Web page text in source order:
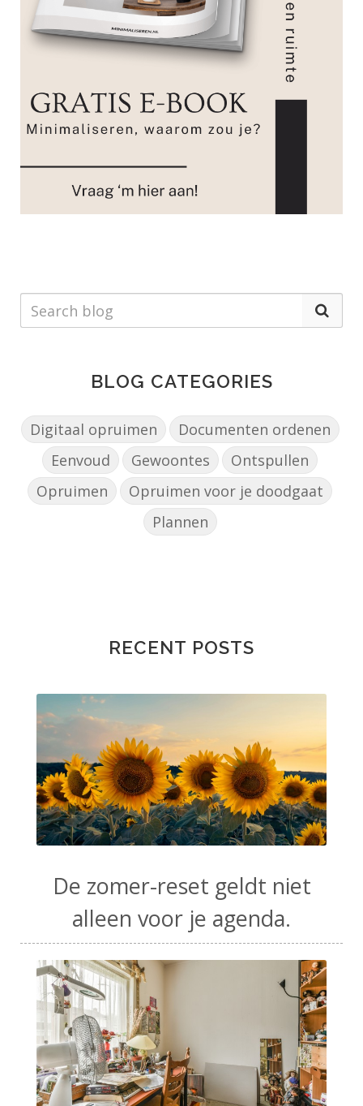
BLOG CATEGORIES
Digitaal opruimen
Documenten ordenen
Eenvoud
Gewoontes
Ontspullen
Opruimen
Opruimen voor je doodgaat
Plannen
RECENT POSTS
De zomer-reset geldt niet
alleen voor je agenda.